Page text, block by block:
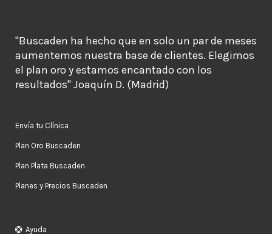
"Buscaden ha hecho que en solo un par de meses
aumentemos nuestra base de clientes. Elegimos
el plan oro y estamos encantado con los
resultados" Joaquín D. (Madrid)
Envía tu Clínica
Plan Oro Buscaden
Plan Plata Buscaden
Planes y Precios Buscaden
Ayuda